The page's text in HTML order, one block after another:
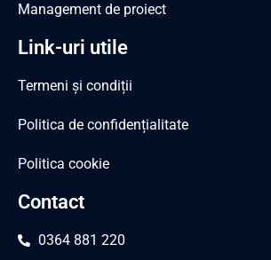
Management de proiect
Link-uri utile
Termeni și condiții
Politica de confidențialitate
Politica cookie
Contact
0364 881 220